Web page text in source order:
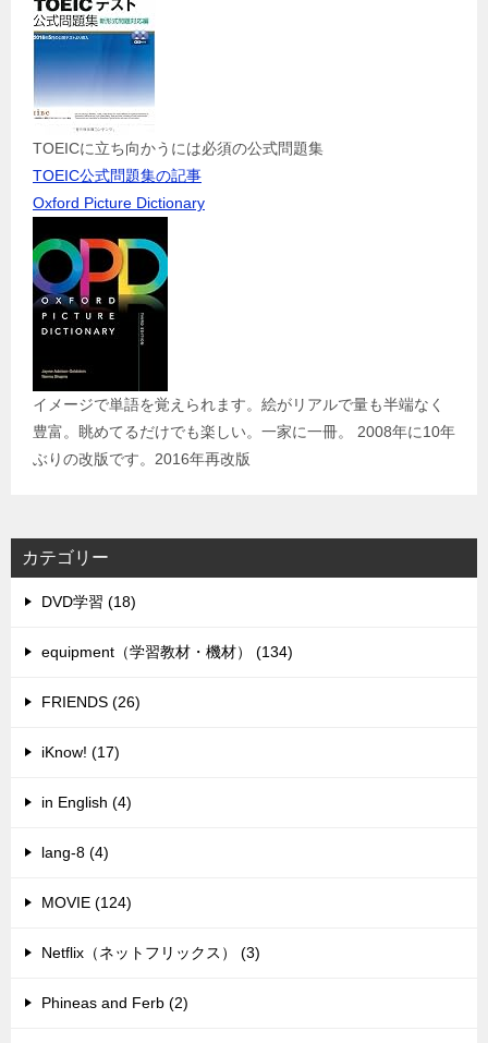
TOEICに立ち向かうには必須の公式問題集
TOEIC公式問題集の記事
Oxford Picture Dictionary
イメージで単語を覚えられます。絵がリアルで量も半端なく
豊富。眺めてるだけでも楽しい。一家に一冊。 2008年に10年
ぶりの改版です。2016年再改版
カテゴリー
DVD学習 (18)
equipment（学習教材・機材） (134)
FRIENDS (26)
iKnow! (17)
in English (4)
lang-8 (4)
MOVIE (124)
Netflix（ネットフリックス） (3)
Phineas and Ferb (2)